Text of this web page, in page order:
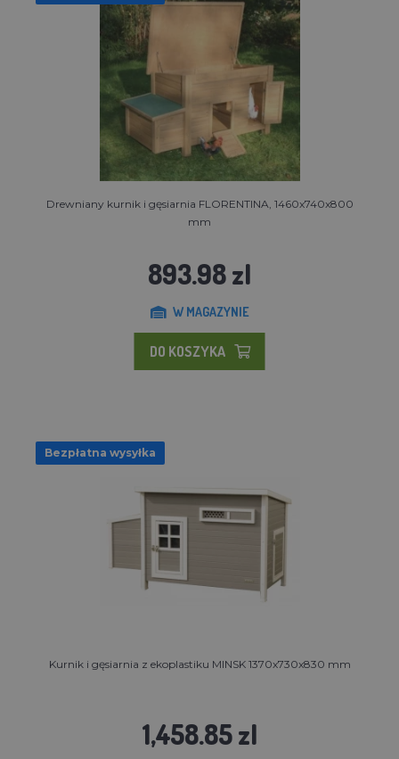
Drewniany kurnik i gęsiarnia FLORENTINA, 1460x740x800
mm
893.98 zl
W MAGAZYNIE
DO KOSZYKA
Bezpłatna wysyłka
Kurnik i gęsiarnia z ekoplastiku MINSK 1370x730x830 mm
1,458.85 zl